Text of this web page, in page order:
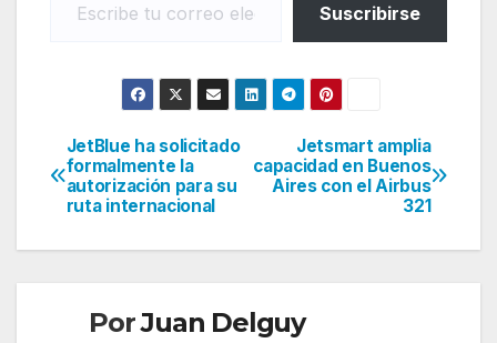
Suscribirse
Navegación
de
entradas
Jetsmart amplia
capacidad en Buenos
Aires con el Airbus
321
JetBlue ha solicitado
formalmente la
autorización para su
ruta internacional
PorJuan Delguy